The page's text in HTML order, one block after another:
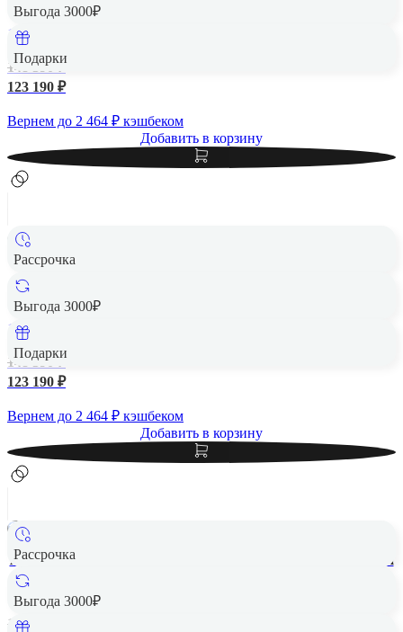
Выгода 3000₽
Подарки
1 Тб
148 390 ₽
123 190 ₽
Вернем до 2 464 ₽ кэшбеком
Добавить в корзину
Рассрочка
Выгода 3000₽
Подарки
1 Тб
148 390 ₽
123 190 ₽
Вернем до 2 464 ₽ кэшбеком
Добавить в корзину
Рассрочка
Выгода 3000₽
Apple iPad Air 13" (M2, 2024, 6 gen) Wi-Fi 1Tb Blue, голубой
1 Тб
148 390 ₽